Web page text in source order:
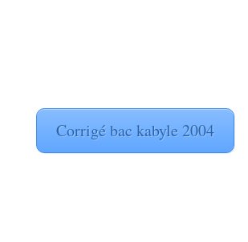
Corrigé bac kabyle 2004